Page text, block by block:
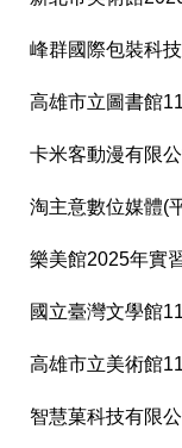
峰群國際包裝科
高雄市立圖書館
卡米客動漫有限
淘主意數位媒體(
樂美館2025年實
國立臺灣文學館
高雄市立美術館
智慧菓科技有限